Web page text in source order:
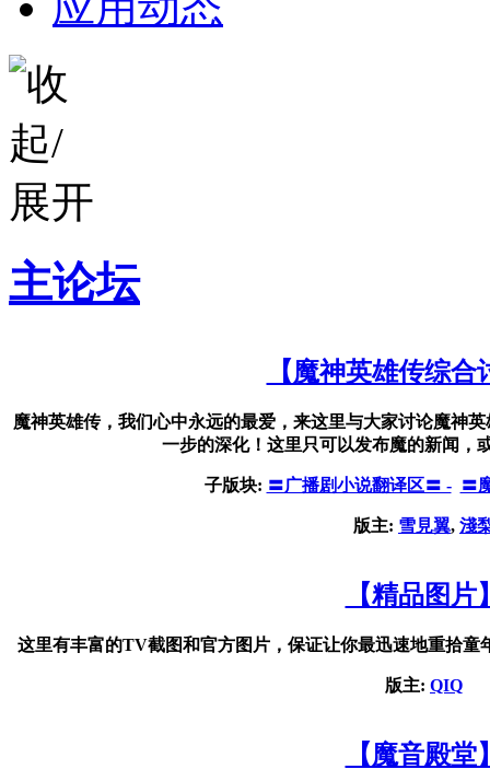
主论坛
【魔神英雄传综合
魔神英雄传，我们心中永远的最爱，来这里与大家讨论魔神
一步的深化！这里只可以发布魔的新闻，
子版块: 〓广播剧小说翻译区〓 - 〓
版主: 雪見翼, 淺
【精品图片
这里有丰富的TV截图和官方图片，保证让你最迅速地重拾
版主: QIQ
【魔音殿堂